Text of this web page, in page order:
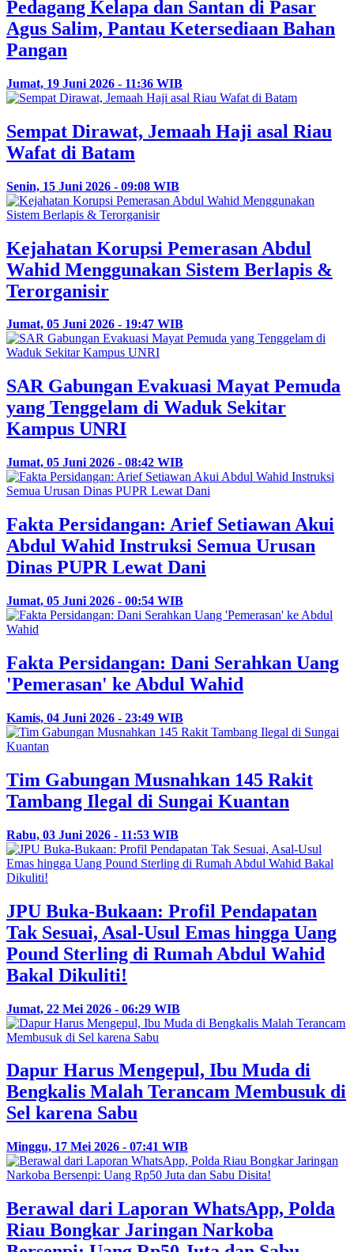
Pedagang Kelapa dan Santan di Pasar
Agus Salim, Pantau Ketersediaan Bahan
Pangan
Jumat, 19 Juni 2026 - 11:36 WIB
Sempat Dirawat, Jemaah Haji asal Riau
Wafat di Batam
Senin, 15 Juni 2026 - 09:08 WIB
Kejahatan Korupsi Pemerasan Abdul
Wahid Menggunakan Sistem Berlapis &
Terorganisir
Jumat, 05 Juni 2026 - 19:47 WIB
SAR Gabungan Evakuasi Mayat Pemuda
yang Tenggelam di Waduk Sekitar
Kampus UNRI
Jumat, 05 Juni 2026 - 08:42 WIB
Fakta Persidangan: Arief Setiawan Akui
Abdul Wahid Instruksi Semua Urusan
Dinas PUPR Lewat Dani
Jumat, 05 Juni 2026 - 00:54 WIB
Fakta Persidangan: Dani Serahkan Uang
'Pemerasan' ke Abdul Wahid
Kamis, 04 Juni 2026 - 23:49 WIB
Tim Gabungan Musnahkan 145 Rakit
Tambang Ilegal di Sungai Kuantan
Rabu, 03 Juni 2026 - 11:53 WIB
JPU Buka-Bukaan: Profil Pendapatan
Tak Sesuai, Asal-Usul Emas hingga Uang
Pound Sterling di Rumah Abdul Wahid
Bakal Dikuliti!
Jumat, 22 Mei 2026 - 06:29 WIB
Dapur Harus Mengepul, Ibu Muda di
Bengkalis Malah Terancam Membusuk di
Sel karena Sabu
Minggu, 17 Mei 2026 - 07:41 WIB
Berawal dari Laporan WhatsApp, Polda
Riau Bongkar Jaringan Narkoba